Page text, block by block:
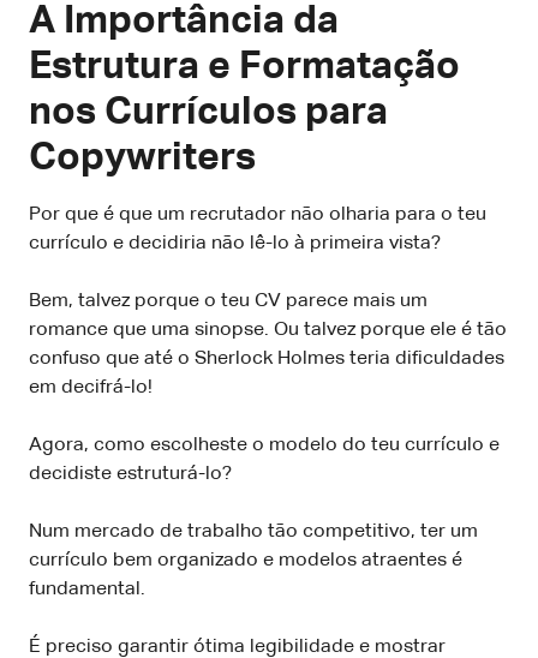
A Importância da
Estrutura e Formatação
nos Currículos para
Copywriters
Por que é que um recrutador não olharia para o teu
currículo e decidiria não lê-lo à primeira vista?
Bem, talvez porque o teu CV parece mais um
romance que uma sinopse. Ou talvez porque ele é tão
confuso que até o Sherlock Holmes teria dificuldades
em decifrá-lo!
Agora, como escolheste o modelo do teu currículo e
decidiste estruturá-lo?
Num mercado de trabalho tão competitivo, ter um
currículo bem organizado e modelos atraentes é
fundamental.
É preciso garantir ótima legibilidade e mostrar